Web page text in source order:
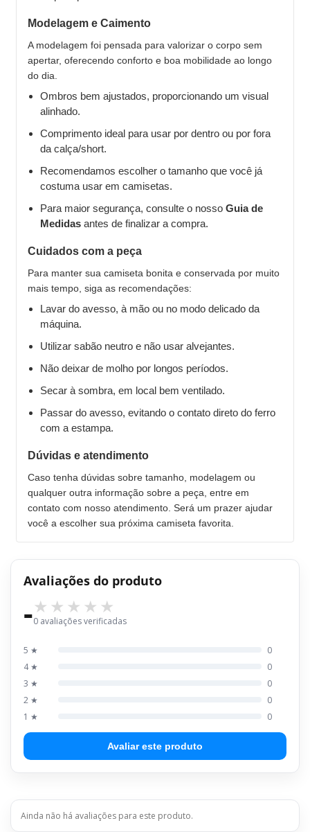
Modelagem e Caimento
A modelagem foi pensada para valorizar o corpo sem
apertar, oferecendo conforto e boa mobilidade ao longo
do dia.
Ombros bem ajustados, proporcionando um visual
alinhado.
Comprimento ideal para usar por dentro ou por fora
da calça/short.
Recomendamos escolher o tamanho que você já
costuma usar em camisetas.
Para maior segurança, consulte o nosso Guia de
Medidas antes de finalizar a compra.
Cuidados com a peça
Para manter sua camiseta bonita e conservada por muito
mais tempo, siga as recomendações:
Lavar do avesso, à mão ou no modo delicado da
máquina.
Utilizar sabão neutro e não usar alvejantes.
Não deixar de molho por longos períodos.
Secar à sombra, em local bem ventilado.
Passar do avesso, evitando o contato direto do ferro
com a estampa.
Dúvidas e atendimento
Caso tenha dúvidas sobre tamanho, modelagem ou
qualquer outra informação sobre a peça, entre em
contato com nosso atendimento. Será um prazer ajudar
você a escolher sua próxima camiseta favorita.
Avaliações do produto
-0 avaliações verificadas
5 ★
0
4 ★
0
3 ★
0
2 ★
0
1 ★
0
Avaliar este produto
Ainda não há avaliações para este produto.